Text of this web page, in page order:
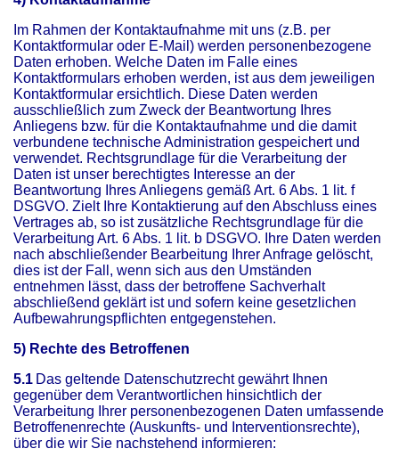
Im Rahmen der Kontaktaufnahme mit uns (z.B. per
Kontaktformular oder E-Mail) werden personenbezogene
Daten erhoben. Welche Daten im Falle eines
Kontaktformulars erhoben werden, ist aus dem jeweiligen
Kontaktformular ersichtlich. Diese Daten werden
ausschließlich zum Zweck der Beantwortung Ihres
Anliegens bzw. für die Kontaktaufnahme und die damit
verbundene technische Administration gespeichert und
verwendet. Rechtsgrundlage für die Verarbeitung der
Daten ist unser berechtigtes Interesse an der
Beantwortung Ihres Anliegens gemäß Art. 6 Abs. 1 lit. f
DSGVO. Zielt Ihre Kontaktierung auf den Abschluss eines
Vertrages ab, so ist zusätzliche Rechtsgrundlage für die
Verarbeitung Art. 6 Abs. 1 lit. b DSGVO. Ihre Daten werden
nach abschließender Bearbeitung Ihrer Anfrage gelöscht,
dies ist der Fall, wenn sich aus den Umständen
entnehmen lässt, dass der betroffene Sachverhalt
abschließend geklärt ist und sofern keine gesetzlichen
Aufbewahrungspflichten entgegenstehen.
5) Rechte des Betroffenen
5.1 Das geltende Datenschutzrecht gewährt Ihnen
gegenüber dem Verantwortlichen hinsichtlich der
Verarbeitung Ihrer personenbezogenen Daten umfassende
Betroffenenrechte (Auskunfts- und Interventionsrechte),
über die wir Sie nachstehend informieren: